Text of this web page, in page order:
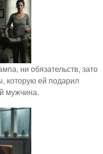
ни обязательств, зато
которую ей подарил
мужчина.